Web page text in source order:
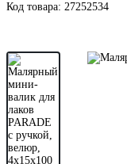
Код товара: 27252534